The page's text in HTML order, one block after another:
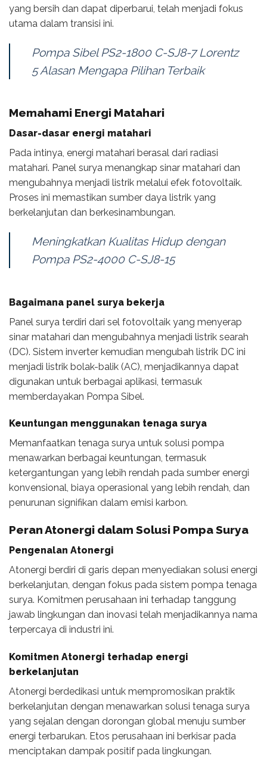
yang bersih dan dapat diperbarui, telah menjadi fokus
utama dalam transisi ini.
Pompa Sibel PS2-1800 C-SJ8-7 Lorentz
5 Alasan Mengapa Pilihan Terbaik
Memahami Energi Matahari
Dasar-dasar energi matahari
Pada intinya, energi matahari berasal dari radiasi
matahari. Panel surya menangkap sinar matahari dan
mengubahnya menjadi listrik melalui efek fotovoltaik.
Proses ini memastikan sumber daya listrik yang
berkelanjutan dan berkesinambungan.
Meningkatkan Kualitas Hidup dengan
Pompa PS2-4000 C-SJ8-15
Bagaimana panel surya bekerja
Panel surya terdiri dari sel fotovoltaik yang menyerap
sinar matahari dan mengubahnya menjadi listrik searah
(DC). Sistem inverter kemudian mengubah listrik DC ini
menjadi listrik bolak-balik (AC), menjadikannya dapat
digunakan untuk berbagai aplikasi, termasuk
memberdayakan Pompa Sibel.
Keuntungan menggunakan tenaga surya
Memanfaatkan tenaga surya untuk solusi pompa
menawarkan berbagai keuntungan, termasuk
ketergantungan yang lebih rendah pada sumber energi
konvensional, biaya operasional yang lebih rendah, dan
penurunan signifikan dalam emisi karbon.
Peran Atonergi dalam Solusi Pompa Surya
Pengenalan Atonergi
Atonergi berdiri di garis depan menyediakan solusi energi
berkelanjutan, dengan fokus pada sistem pompa tenaga
surya. Komitmen perusahaan ini terhadap tanggung
jawab lingkungan dan inovasi telah menjadikannya nama
terpercaya di industri ini.
Komitmen Atonergi terhadap energi
berkelanjutan
Atonergi berdedikasi untuk mempromosikan praktik
berkelanjutan dengan menawarkan solusi tenaga surya
yang sejalan dengan dorongan global menuju sumber
energi terbarukan. Etos perusahaan ini berkisar pada
menciptakan dampak positif pada lingkungan.